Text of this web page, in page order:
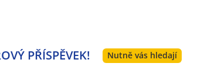
PŘÍSPĚVEK! Nutně vás hledají